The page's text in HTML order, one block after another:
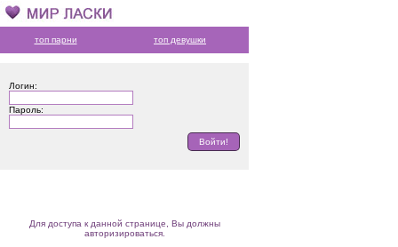
топ парни топ девушки
Логин:
Пароль:
Для доступа к данной странице, Вы должны
авторизироваться.